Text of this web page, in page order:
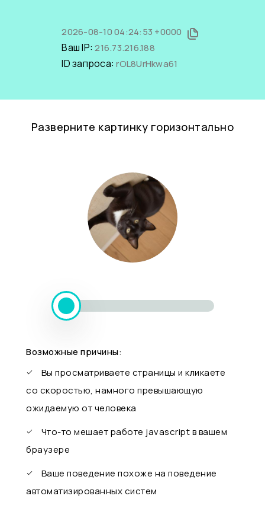
2026-08-10 04:24:53 +0000
Ваш IP:216.73.216.188
ID запроса:rOL8UrHkwa61
Разверните картинку горизонтально
Возможные причины:
Вы просматриваете страницы и кликаете
со скоростью, намного превышающую
ожидаемую от человека
Что-то мешает работе javascript в вашем
браузере
Ваше поведение похоже на поведение
автоматизированных систем